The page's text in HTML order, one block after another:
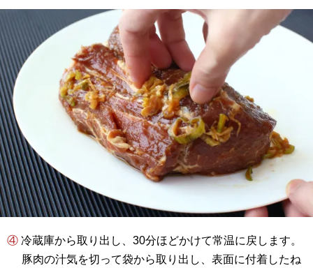
④ 冷蔵庫から取り出し、30分ほどかけて常温に戻します。
豚肉の汁気を切って袋から取り出し、表面に付着したね